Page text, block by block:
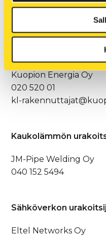
Kuopion Energia Oy
020 520 01
kl-
Kaukolämmön
JM-Pipe Welding Oy
040 152 5494
Sähköverkon
Eltel Networks Oy